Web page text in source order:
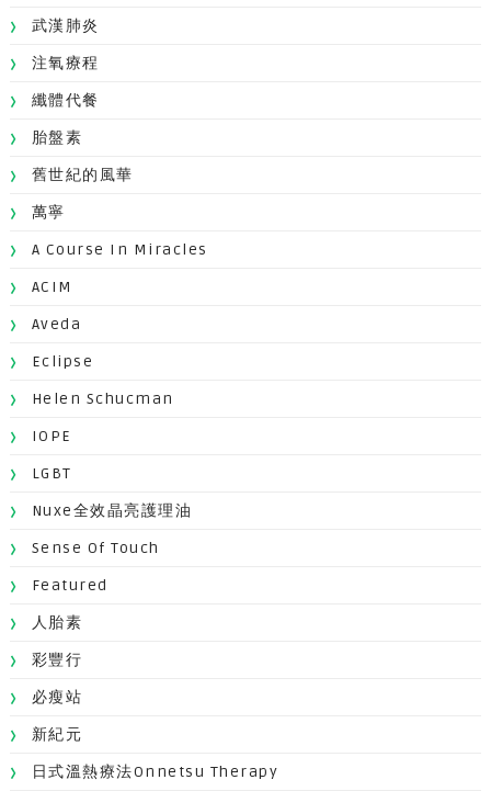
武漢肺炎
注氧療程
纖體代餐
胎盤素
舊世紀的風華
萬寧
A Course In Miracles
ACIM
Aveda
Eclipse
Helen Schucman
IOPE
LGBT
Nuxe全效晶亮護理油
Sense Of Touch
Featured
人胎素
彩豐行
必瘦站
新紀元
日式溫熱療法Onnetsu Therapy